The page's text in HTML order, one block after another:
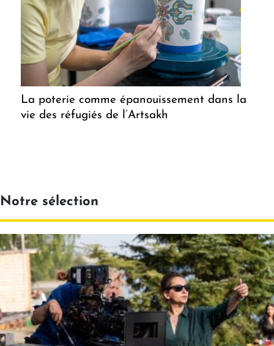
La poterie comme épanouissement dans la
vie des réfugiés de l’Artsakh
Notre sélection